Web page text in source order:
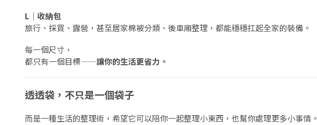
L｜收納包
旅行、採買、露營，甚至居家棉被分類、後車廂整理，都能穩穩扛起全家的裝備。
每一個尺寸，
都只有一個目標——讓你的生活更省力。
透透袋，不只是一個袋子
而是一種生活的整理術，希望它可以陪你一起整理小東西，也幫你處理更多小事情。